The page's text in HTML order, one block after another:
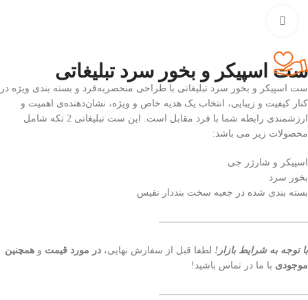
ست اسپیکر و بخور سرد تبلیغاتی
ست اسپیکر و بخور سرد تبلیغاتی با طراحی منحصربه‌فرد و بسته بندی ویژه در
کنار کیفیت و زیبایی، انتخاب یک هدیه خاص و ویژه، نشان‌دهنده‌ی اهمیت و
ارزشمندی رابطه شما با فرد مقابل است. این ست تبلیغاتی 2 تکه شامل
محصولات زیر می باشد:
اسپیکر و شارژر جی
بخور سرد
بسته بندی شده در جعبه سخت بنددار نفیس
———————————————–
با توجه به شرایط بازار! لطفا قبل از سفارش نهایی، در مورد قیمت و همچنین
موجودی با ما در تماس باشید!
———————————————–